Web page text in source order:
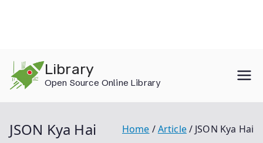
content
Library
Open Source Online Library
JSON Kya Hai Home Article JSON Kya Hai